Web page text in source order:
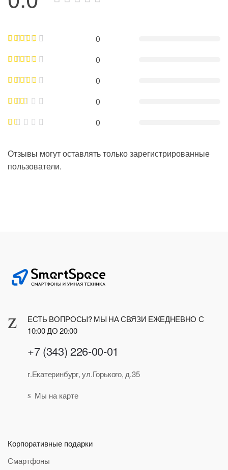
0
0
0
0
0
Отзывы могут оставлять только зарегистрированные
пользователи.
ЕСТЬ ВОПРОСЫ? МЫ НА СВЯЗИ ЕЖЕДНЕВНО С
10:00 ДО 20:00
+7 (343) 226-00-01
г.Екатеринбург, ул.Горького, д.35
Мы на карте
Корпоративные подарки
Смартфоны